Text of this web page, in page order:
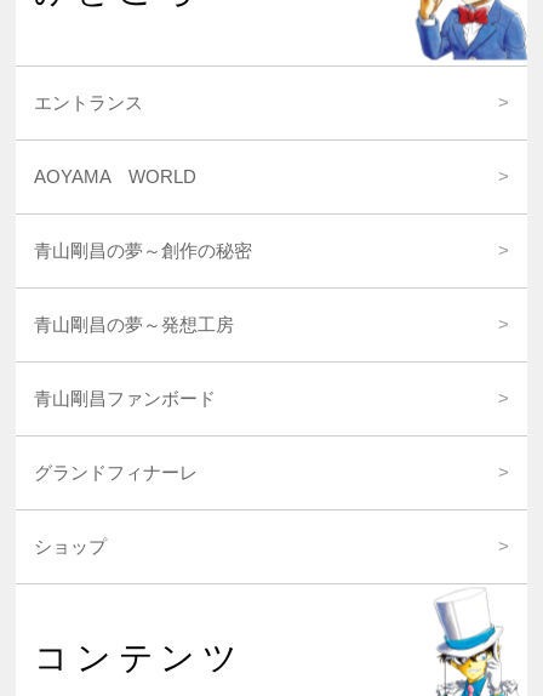
エントランス
AOYAMA WORLD
青山剛昌の夢～創作の秘密
青山剛昌の夢～発想工房
青山剛昌ファンボード
グランドフィナーレ
ショップ
コンテンツ